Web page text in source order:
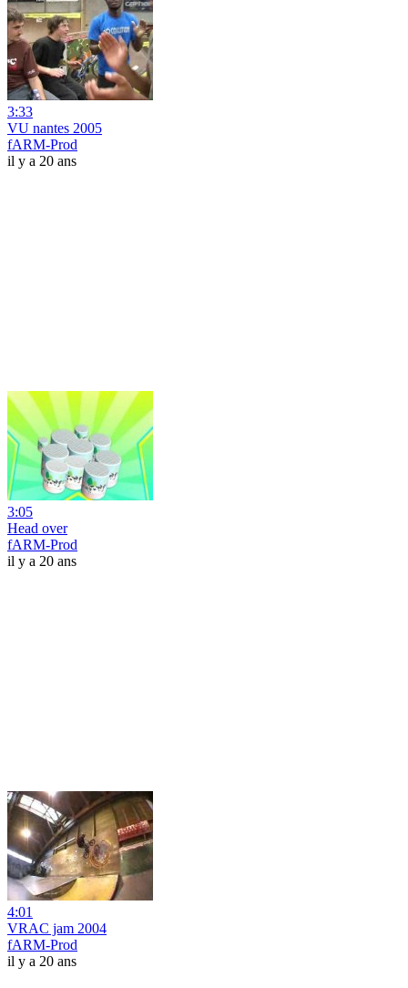
3:33
VU nantes 2005
fARM-Prod
il y a 20 ans
3:05
Head over
fARM-Prod
il y a 20 ans
4:01
VRAC jam 2004
fARM-Prod
il y a 20 ans